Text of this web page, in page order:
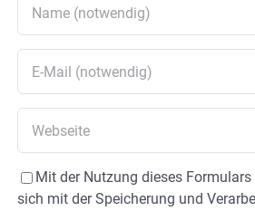
Mit der Nutzung dieses Formulars
sich mit der Speicherung und